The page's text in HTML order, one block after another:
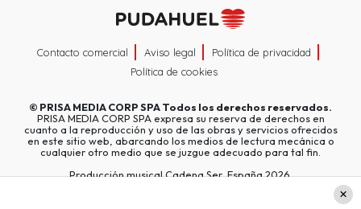
Contacto comercial Aviso legal
Política de privacidad
Política de cookies
© PRISA MEDIA CORP SPATodos los derechos reservados.
PRISA MEDIA CORP SPA expresa su reserva de derechos en
cuanto a la reproducción y uso de las obras y servicios ofrecidos
en este sitio web, abarcando los medios de lectura mecánica o
cualquier otro medio que se juzgue adecuado para tal fin.
Producción musical Cadena Ser, España 2026.